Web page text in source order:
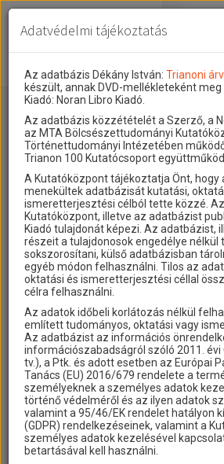
Előzmények
Nemzetközi
interpretációk
Az összeomlás és
A békerendszer
Utókor és
Rólunk
A kutatócsoport
Munkatársaink
Hírek
Blog
Krónika
Galéria
Adatbázis
Emlékművek
Menekültek
Visszhang
Publikációk
Kapcsolat
Dokumentumok
A trianoni
Műhelymunkák
Menekültek
Adatvédelmi tájékoztatás
Az adatbázis Dékány István: Trianoni
készült, annak DVD-mellékleteként meg
Kiadó: Noran Libro Kiadó.
Az adatbázis közzétételét a Szerző, a
az MTA Bölcsészettudományi
Történettudományi Intézetében
Trianon 100 Kutatócsoport
A Kutatóközpont tájékoztatja Önt, hogy
menekültek adatbázisát kutatási,
ismeretterjesztési célból tette közzé.
Kutatóközpont, illetve az adatbázist
Kiadó tulajdonát képezi. Az adatbázist,
részeit a tulajdonosok engedélye nélkül
sokszorosítani, külső adatbázisban
egyéb módon felhasználni. Tilos az
oktatási és ismeretterjesztési céllal
célra felhasználni.
Az adatok időbeli korlátozás nélkül
említett tudományos, oktatási vagy
Az adatbázist az információs
információszabadságról szóló 2011. évi
tv.), a Ptk. és adott esetben az Európai
Tanács (EU) 2016/679 rendelete a
személyeknek a személyes adatok
történő védelméről és az ilyen adatok
valamint a 95/46/EK rendelet hatályon
(GDPR) rendelkezéseinek, valamint a
személyes adatok kezelésével
betartásával kell használni.
Az alábbi adatbázis Dékány István:
könyvéhez készült, annak DVD-
vásárolható. A szerző, a Noran Libro
Bölcsészettudományi
Lendület Trianon 100 Kutatócsoport
tette elérhetővé az internet-
Keresés:
Név ↓ Foglalkozás ↓ Honnan ↓
dr. Flosznisz
Lajosné
htb
Fehér]
dr.
Fleischmann
Gyula
áll. reálisk. tanár Kassa